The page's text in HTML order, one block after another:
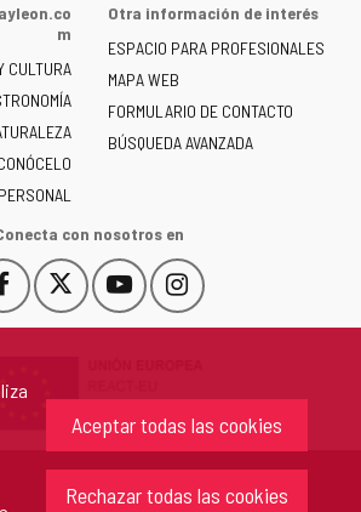
Aceptar todas las cookies
Rechazar todas las cookies
la
de
Castilla
y
León
-
m
CULTURA
Otra información de interés
ESPACIO PARA PROFESIONALES
MAPA WEB
FORMULARIO DE CONTACTO
BÚSQUEDA AVANZADA
con nosotros en
Facebook
Este
enlace
en
nueva.
Este
enlace
una
ventana
nueva.
YouTube
Este
enlace
una
ventana
nueva.
Instagram
Este
enlace
una
ventana
nueva.